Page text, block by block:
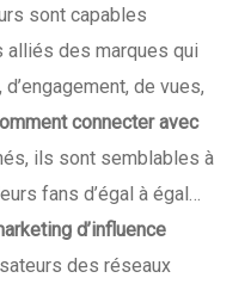
sont capables
alliés des marques qui
de vues,
connecter avec
ils sont semblables à
fans d’égal à égal…
d’influence
des réseaux